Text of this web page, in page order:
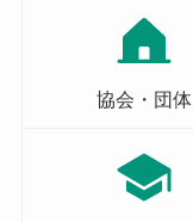
協会・団体